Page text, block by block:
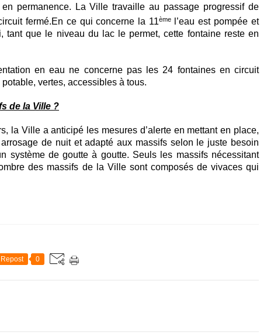
en permanence. La Ville travaille au passage progressif de
fermé.En ce qui concerne la 11ème
l’eau est pompée et
tant que le niveau du lac le permet, cette fontaine reste en
en eau ne concerne pas les 24 fontaines en circuit
vertes, accessibles à tous.
de la Ville ?
la Ville a anticipé les mesures d’alerte en mettant en place,
de nuit et adapté aux massifs selon le juste besoin
système de goutte à goutte. Seuls les massifs nécessitant
des massifs de la Ville sont composés de vivaces qui
Repost 0